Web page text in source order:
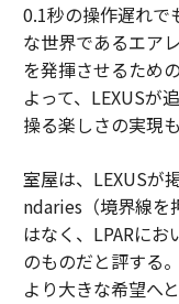
0.1秒の操作遅れで
な世界であるエア
を発揮させるため
よって、LEXUSが
操る楽しさの実現
室屋は、LEXUSが
ndaries（境界線を
はなく、LPARに
のものだと評する
より大きな希望へ